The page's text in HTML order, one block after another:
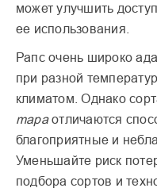
может улучшить
ее использования.
Рапс очень широко
при разной
климатом. Однако
mараотличаются
благоприятные и
Уменьшайте риск
подбора сортов и